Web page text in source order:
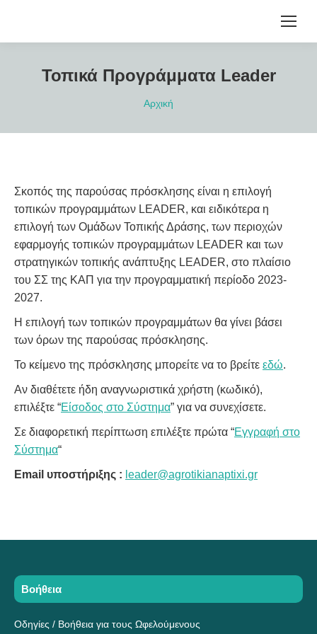
Τοπικά Προγράμματα Leader
Αρχική
Σκοπός της παρούσας πρόσκλησης είναι η επιλογή
τοπικών προγραμμάτων LEADER, και ειδικότερα η
επιλογή των Ομάδων Τοπικής Δράσης, των περιοχών
εφαρμογής τοπικών προγραμμάτων LEADER και των
στρατηγικών τοπικής ανάπτυξης LEADER, στο πλαίσιο
του ΣΣ της ΚΑΠ για την προγραμματική περίοδο 2023-
2027.
Η επιλογή των τοπικών προγραμμάτων θα γίνει βάσει
των όρων της παρούσας πρόσκλησης.
Το κείμενο της πρόσκλησης μπορείτε να το βρείτε εδώ.
Αν διαθέτετε ήδη αναγνωριστικά χρήστη (κωδικό),
επιλέξτε “Είσοδος στο Σύστημα” για να συνεχίσετε.
Σε διαφορετική περίπτωση επιλέξτε πρώτα “Εγγραφή στο
Σύστημα“
Email υποστήριξης : leader@agrotikianaptixi.gr
Βοήθεια
Οδηγίες / Βοήθεια για τους Ωφελούμενους